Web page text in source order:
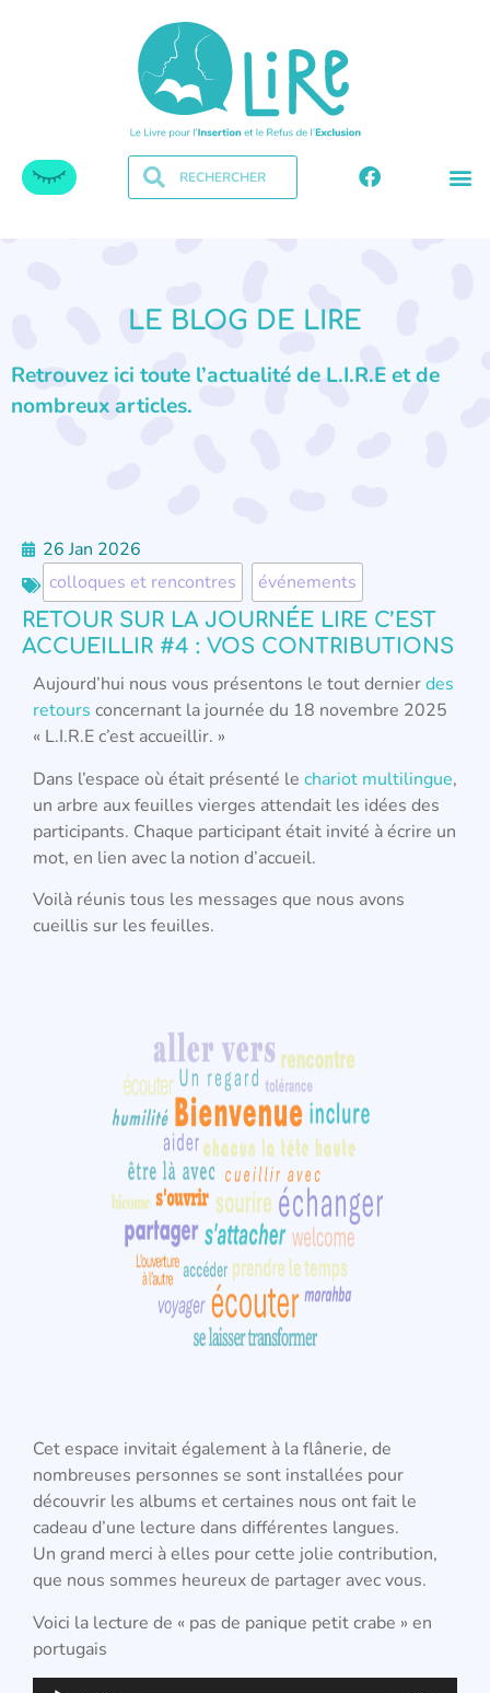
LE BLOG DE LIRE
Retrouvez ici toute l’actualité de L.I.R.E et de
nombreux articles.
26 Jan 2026
colloques et rencontres
événements
RETOUR SUR LA JOURNÉE LIRE C’EST
ACCUEILLIR #4 : VOS CONTRIBUTIONS
Aujourd’hui nous vous présentons le tout dernierdes
retours concernant la journée du 18 novembre 2025
« L.I.R.E c’est accueillir. »
Dans l’espace où était présenté le chariot multilingue,
un arbre aux feuilles vierges attendait les idées des
participants. Chaque participant était invité à écrire un
mot, en lien avec la notion d’accueil.
Voilà réunis tous les messages que nous avons
cueillis sur les feuilles.
Cet espace invitait également à la flânerie, de
nombreuses personnes se sont installées pour
découvrir les albums et certaines nous ont fait le
cadeau d’une lecture dans différentes langues.
Un grand merci à elles pour cette jolie contribution,
que nous sommes heureux de partager avec vous.
Voici la lecture de « pas de panique petit crabe » en
portugais